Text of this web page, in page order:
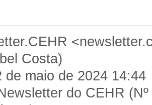
Costa)
de maio de 2024 14:44
do CEHR